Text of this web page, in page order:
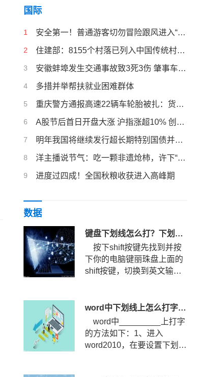
国际
1 安全第一！普通游客切勿冒险跟风进入“野景区”
2 住建部：8155个村落已列入中国传统村落保护名录
3 安徽蚌埠发生交通事故致3死3伤 肇事车辆驾驶人已被控制
4 多措并举帮扶就业困难群体
5 重庆警方通报高速22辆车轮胎被扎：货车掉落图钉，排除故意抛撒
6 A股节后首日开盘大涨 沪指涨超10% 创业板指涨超18%
7 明年我国将继续发行超长期特别国债并优化投向
8 洋主播说节气：吃一颗非遗炝柿，许下“柿柿如意”的愿望
9 进度过四成！全国秋粮收获进入高峰期
数据
键盘下划线怎么打？下划线快捷键是哪个？
按下shift按键先找到并按
下你的电脑键丽珠盘上面的
shift按键，切换到英文输入
word中下划线上怎么打字？下划线怎么固定不随字走？
word中_________上打字
的方法如下：1、进入
word2010，在要设置下划线